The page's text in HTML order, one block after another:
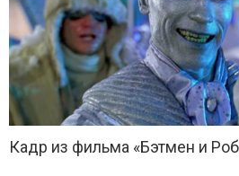
Кадр из фильма «Бэтмен и